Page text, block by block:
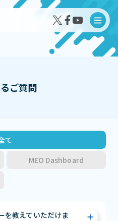
ュー
ご質問
て
MEO Dashboard
を教えていただけま